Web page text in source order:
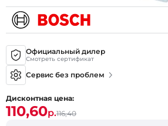
Официальный дилер
Смотреть сертификат
Сервис без проблем
Дисконтная цена:
110,60р.116,40